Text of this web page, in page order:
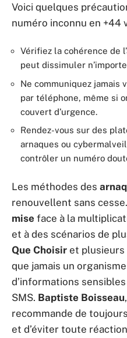
Voici quelques
numéro inconnu en +44
Vérifiez la cohérence de
peut dissimuler
Ne communiquez jamais
par téléphone, même si
couvert d’urgence.
Rendez-vous sur des
arnaques ou
contrôler un numéro
Les méthodes des
renouvellent sans cesse.
mise face à la
et à des scénarios de
Que Choisir et
que jamais un
d’informations
SMS. Baptiste Boisseau
recommande de
et d’éviter toute